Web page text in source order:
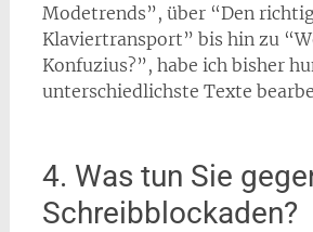
Modetrends”, über “Den
Klaviertransport” bis hin zu
Konfuzius?”, habe ich bisher
unterschiedlichste Texte
4. Was tun Sie
Schreibblockaden?